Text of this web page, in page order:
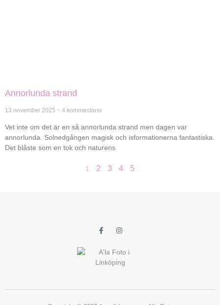
Annorlunda strand
13 november 2025 4 kommentarer
Vet inte om det är en så annorlunda strand men dagen var
annorlunda. Solnedgången magisk och isformationerna fantastiska.
Det blåste som en tok och naturens
1 2 3 4 5